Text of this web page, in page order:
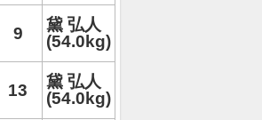
9
黛 弘人
(54.0kg)
13
黛 弘人
(54.0kg)